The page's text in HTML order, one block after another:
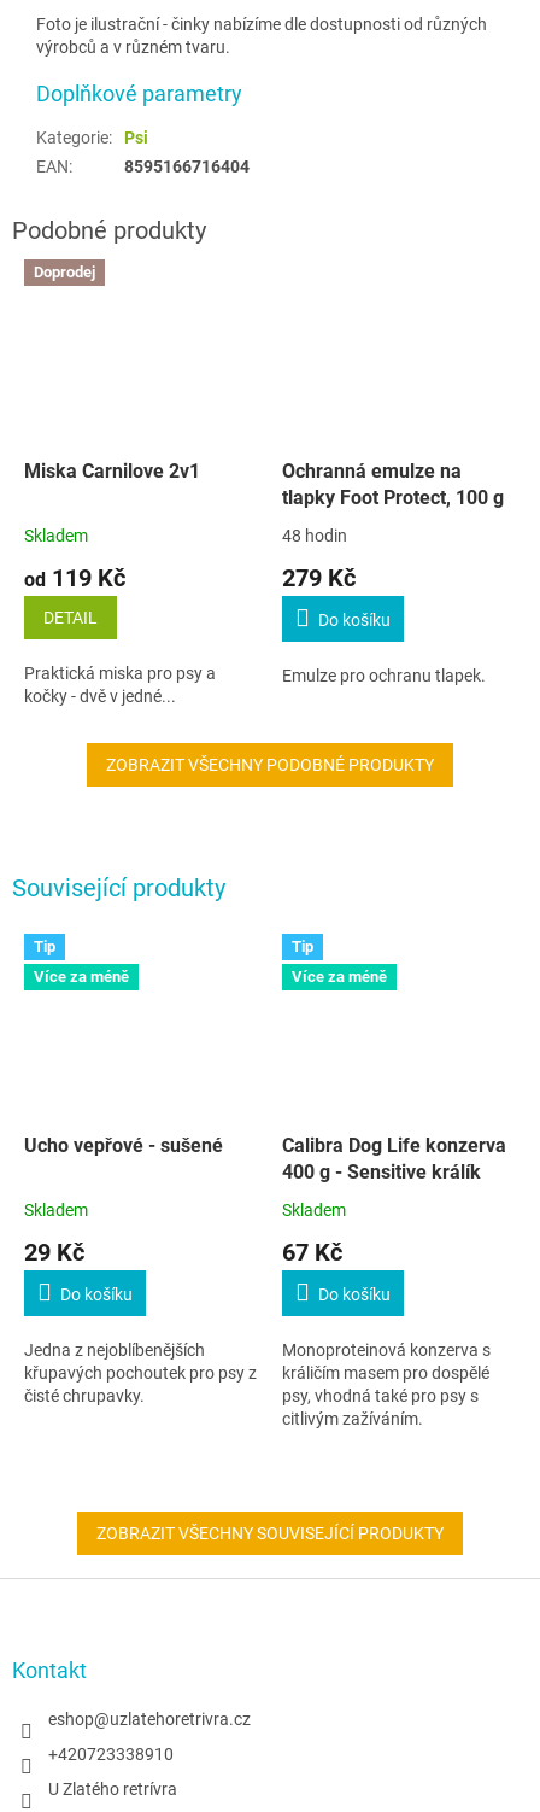
Související produkty
Tip
Více za méně
Ucho vepřové - sušené
Skladem
29 Kč
Do košíku
Jedna z nejoblíbenějších
křupavých pochoutek pro psy z
čisté chrupavky.
Tip
Více za méně
Calibra Dog Life konzerva
400 g - Sensitive králík
Skladem
67 Kč
Do košíku
Monoproteinová konzerva s
králičím masem pro dospělé
psy, vhodná také pro psy s
citlivým zažíváním.
ZOBRAZIT VŠECHNY SOUVISEJÍCÍ PRODUKTY
Foto je ilustrační - činky nabízíme dle dostupnosti od různých
výrobců a v různém tvaru.
Doplňkové parametry
Kategorie:
Psi
EAN: 8595166716404
Doprodej
Miska Carnilove 2v1
Skladem
od 119 Kč
DETAIL
Praktická miska pro psy a
kočky - dvě v jedné...
Ochranná emulze na
tlapky Foot Protect, 100 g
48 hodin
279 Kč
Do košíku
Emulze pro ochranu tlapek.
ZOBRAZIT VŠECHNY PODOBNÉ PRODUKTY
Kontakt
eshop@uzlatehoretrivra.cz
+420723338910
U Zlatého retrívra